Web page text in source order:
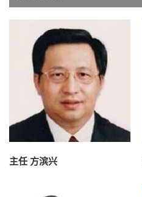
主任 方滨兴